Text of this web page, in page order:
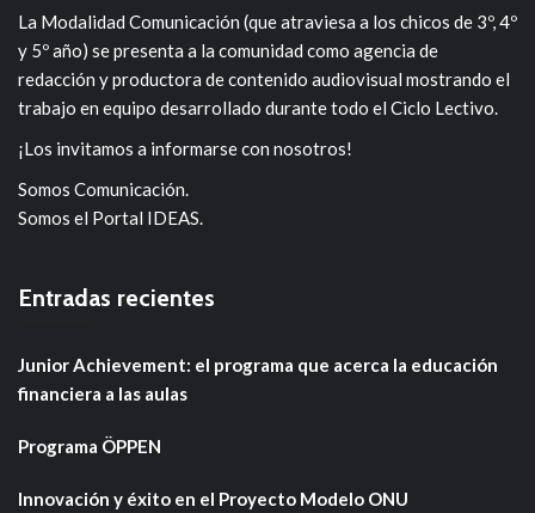
La Modalidad Comunicación (que atraviesa a los chicos de 3º, 4º
y 5º año) se presenta a la comunidad como agencia de
redacción y productora de contenido audiovisual mostrando el
trabajo en equipo desarrollado durante todo el Ciclo Lectivo.
¡Los invitamos a informarse con nosotros!
Somos Comunicación.
Somos el Portal IDEAS.
Entradas recientes
Junior Achievement: el programa que acerca la educación
financiera a las aulas
Programa ÖPPEN
Innovación y éxito en el Proyecto Modelo ONU